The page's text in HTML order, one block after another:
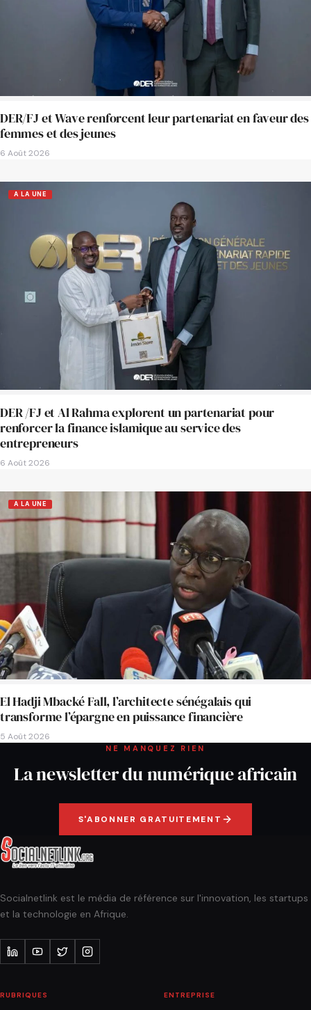
DER/FJ et Wave renforcent leur partenariat en faveur des
femmes et des jeunes
6 Août 2026
A LA UNE
DER /FJ et Al Rahma explorent un partenariat pour
renforcer la finance islamique au service des
entrepreneurs
6 Août 2026
A LA UNE
El Hadji Mbacké Fall, l’architecte sénégalais qui
transforme l’épargne en puissance financière
5 Août 2026
NE MANQUEZ RIEN
La newsletter du numérique africain
S'ABONNER GRATUITEMENT
Socialnetlink est le média de référence sur l'innovation, les startups
et la technologie en Afrique.
RUBRIQUES ENTREPRISE